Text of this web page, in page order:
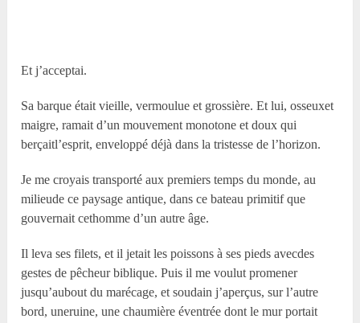
Et j’acceptai.
Sa barque était vieille, vermoulue et grossière. Et lui, osseuxet
maigre, ramait d’un mouvement monotone et doux qui
berçaitl’esprit, enveloppé déjà dans la tristesse de l’horizon.
Je me croyais transporté aux premiers temps du monde, au
milieude ce paysage antique, dans ce bateau primitif que
gouvernait cethomme d’un autre âge.
Il leva ses filets, et il jetait les poissons à ses pieds avecdes
gestes de pêcheur biblique. Puis il me voulut promener
jusqu’aubout du marécage, et soudain j’aperçus, sur l’autre
bord, uneruine, une chaumière éventrée dont le mur portait